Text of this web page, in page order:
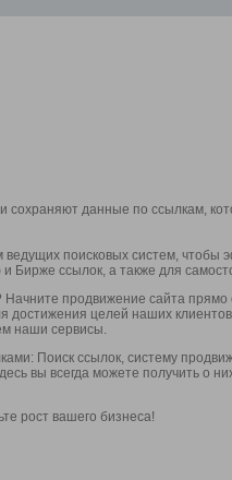
данные по ссылкам,
поисковых систем, чтобы
Бирже ссылок, а также для
Начните продвижение сайта
достижения целей наших
наши сервисы.
Поиск ссылок, систему
вы всегда можете получить о
рост вашего бизнеса!